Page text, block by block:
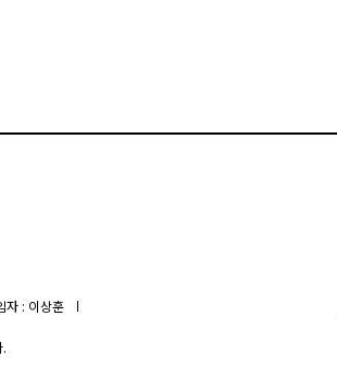
자 : 이상훈